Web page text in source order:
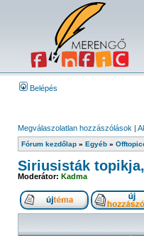
Belépés
Megválaszolatlan hozzászólások |
Fórum kezdőlap » Egyéb »
Siriusisták
Moderátor: Kadma